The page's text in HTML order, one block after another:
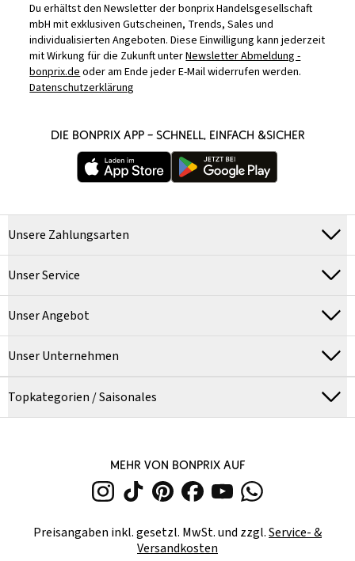
Du erhältst den Newsletter der bonprix Handelsgesellschaft
mbH mit exklusiven Gutscheinen, Trends, Sales und
individualisierten Angeboten. Diese Einwilligung kann jederzeit
mit Wirkung für die Zukunft unterNewsletter Abmeldung -
bonprix.deoder am Ende jeder E-Mail widerrufen werden.
Datenschutzerklärung
DIE BONPRIX APP – SCHNELL, EINFACH &SICHER
Unsere Zahlungsarten
Unser Service
Unser Angebot
Unser Unternehmen
Topkategorien / Saisonales
MEHR VON BONPRIX AUF
Preisangaben inkl. gesetzl. MwSt. und zzgl.Service- &
Versandkosten